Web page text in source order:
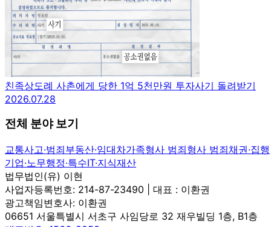
친족상도례 사촌에게 당한 1억 5천만원 투자사기 돌려받기
2026.07.28
전체 분야 보기
교통사고·범죄부동산·임대차가족형사 범죄형사 범죄채권·집행
기업·노무행정·특수IT·지식재산
법무법인(유) 이현
사업자등록번호: 214-87-23490 | 대표 : 이환권
광고책임변호사: 이환권
06651 서울특별시 서초구 사임당로 32 재우빌딩 1층, B1층